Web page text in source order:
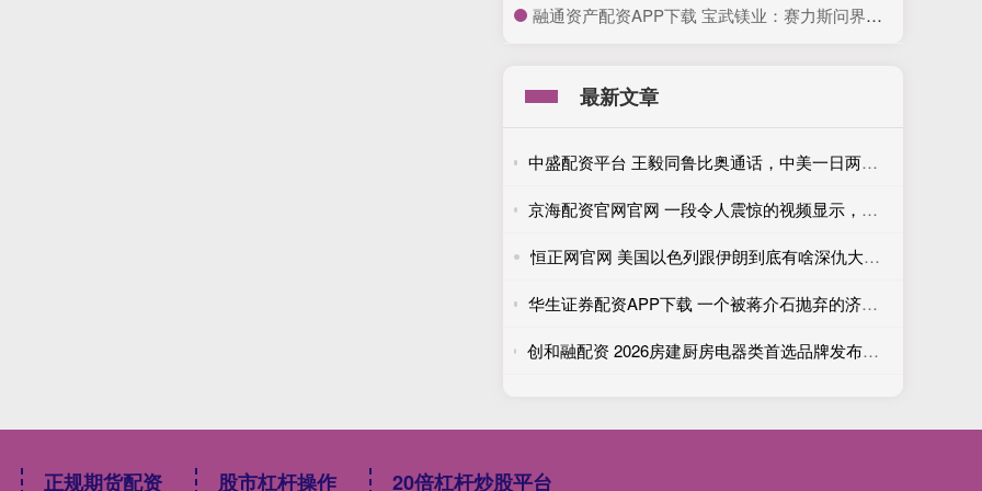
​融通资产配资APP下载 宝武镁业：赛力斯问界镁合金产品均为公司提供 单车用量已达20Kg以上
最新文章
中盛配资平台 王毅同鲁比奥通话，中美一日两度磋商，美方释放合作积极信号
京海配资官网官网 一段令人震惊的视频显示，乌克兰军队使用军用机器人撤离了老 人
恒正网官网 美国以色列跟伊朗到底有啥深仇大恨？
华生证券配资APP下载 一个被蒋介石抛弃的济南，一段被历史低估的“五三惨案”
创和融配资 2026房建厨房电器类首选品牌发布！Miele美诺、GAGGENAU嘉格纳、博世、伊莱克斯、Fisher&Paykel外资品牌入围
正规期货配资 股市杠杆操作 20倍杠杆炒股平台